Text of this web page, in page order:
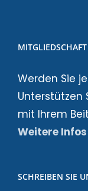
Werden Sie
Unterstützen
mit Ihrem
Weitere
SCHREIBEN SIE